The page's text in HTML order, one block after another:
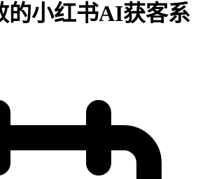
的小红书AI获客系